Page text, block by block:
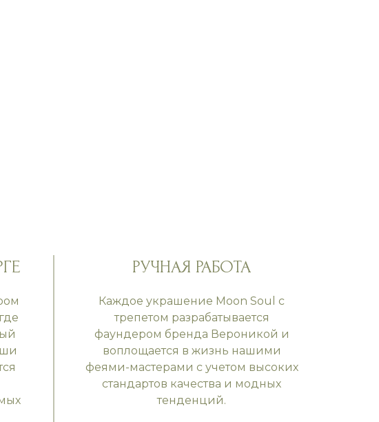
РУЧНАЯ РАБОТА
Каждое украшение Moon Soul с
трепетом разрабатывается
фаундером бренда Вероникой и
воплощается в жизнь нашими
феями-мастерами с учетом высоких
стандартов качества и модных
тенденций.